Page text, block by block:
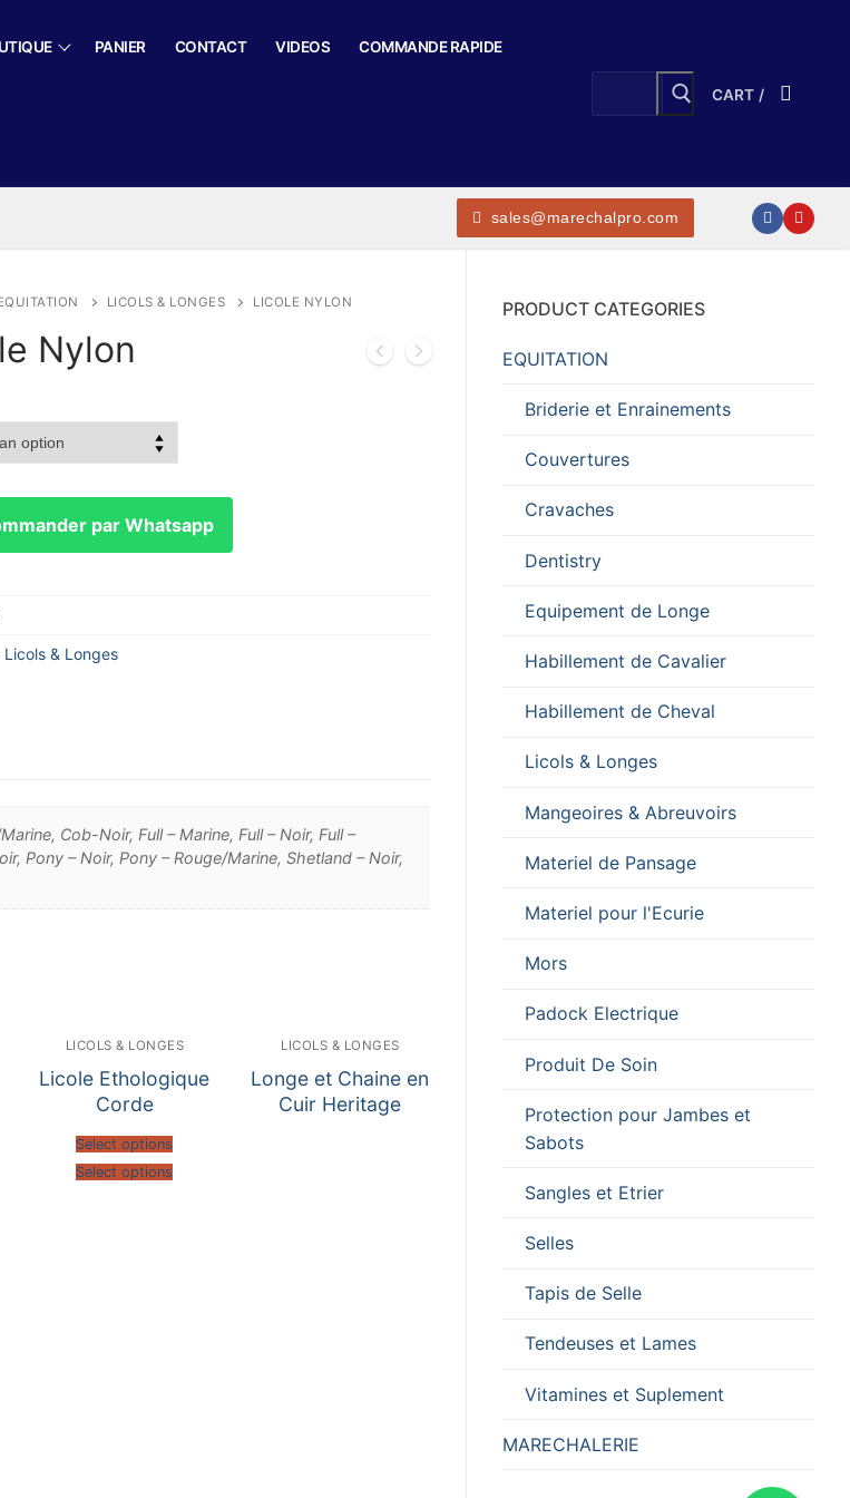
PANIER CONTACT VIDEOS COMMANDE RAPIDE
Search
for:
CART /
sales@marechalpro.com
LICOLS & LONGES LICOLE NYLON
Nylon
par Whatsapp
Licols & Longes
Cob-Noir, Full – Marine, Full – Noir, Full –
Pony – Noir, Pony – Rouge/Marine, Shetland – Noir,
LICOLS & LONGES
Licole Ethologique
Corde
Select options
Select options
LICOLS & LONGES
Longe et Chaine en
Cuir Heritage
PRODUCT CATEGORIES
EQUITATION
Briderie et Enrainements
Couvertures
Cravaches
Dentistry
Equipement de Longe
Habillement de Cavalier
Habillement de Cheval
Licols & Longes
Mangeoires & Abreuvoirs
Materiel de Pansage
Materiel pour l'Ecurie
Mors
Padock Electrique
Produit De Soin
Protection pour Jambes et
Sabots
Sangles et Etrier
Selles
Tapis de Selle
Tendeuses et Lames
Vitamines et Suplement
MARECHALERIE